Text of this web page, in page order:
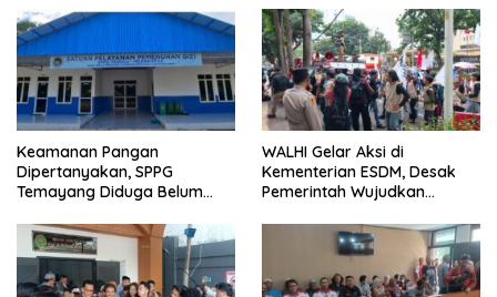
Keamanan Pangan
Dipertanyakan, SPPG
Temayang Diduga Belum
WALHI Gelar Aksi di
Kementerian ESDM, Desak
Pemerintah Wujudkan